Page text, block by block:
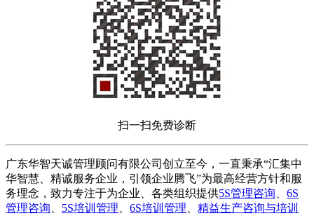
扫一扫免费诊断
广东华智天诚管理顾问有限公司创立至今，一直秉承“汇集中
华智慧、精诚服务企业，引领企业腾飞”为最高经营方针和服
务理念，致力专注于为企业、各类组织提供5S管理咨询
6S
管理咨询
5S培训管理 6S培训管理 精益生产咨询与培训